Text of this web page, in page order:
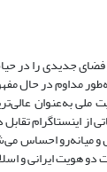
فضای جدیدی را در
مداوم در حال
ملی به‌عنوان
از اینستاگرام
میانه‌رو احساس
دو هویت ایرانی و